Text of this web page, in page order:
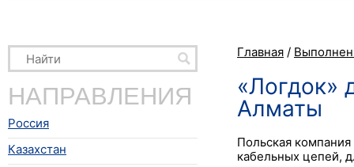
НАПРАВЛЕНИЯ
Россия
Казахстан
Главная /
«Логдок»
Алматы
Польская
кабельных цепей,